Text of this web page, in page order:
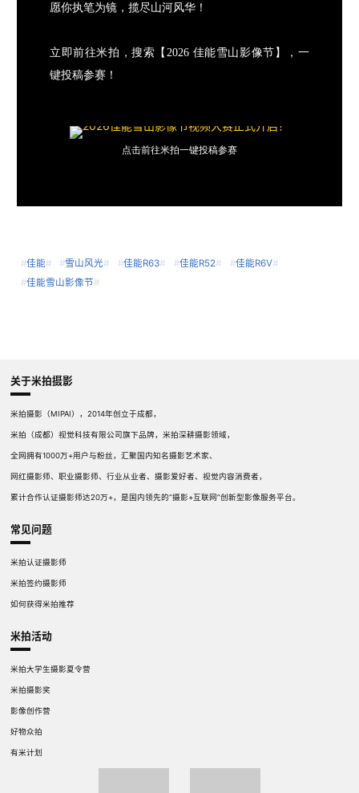
愿你执笔为镜，揽尽山河风华！
立即前往米拍，搜索【2026 佳能雪山影像节】，一
键投稿参赛！
点击前往米拍一键投稿参赛
#佳能# #雪山风光# #佳能R63# #佳能R52# #佳能R6V#
#佳能雪山影像节#
关于米拍摄影
米拍摄影（MIPAI），2014年创立于成都，
米拍（成都）视觉科技有限公司旗下品牌，米拍深耕摄影领域，
全网拥有1000万+用户与粉丝，汇聚国内知名摄影艺术家、
网红摄影师、职业摄影师、行业从业者、摄影爱好者、视觉内容消费者，
累计合作认证摄影师达20万+，是国内领先的“摄影+互联网”创新型影像服务平台。
常见问题
米拍认证摄影师
米拍签约摄影师
如何获得米拍推荐
米拍活动
米拍大学生摄影夏令营
米拍摄影奖
影像创作营
好物众拍
有米计划